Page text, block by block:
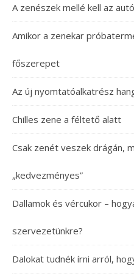
A zenészek mellé kell az autó
Amikor a zenekar
főszerepet
Az új nyomtatóalkatrész
Chilles zene a féltető alatt
Csak zenét veszek drágán,
„kedvezményes”
Dallamok és vércukor –
szervezetünkre?
Dalokat tudnék írni arról,